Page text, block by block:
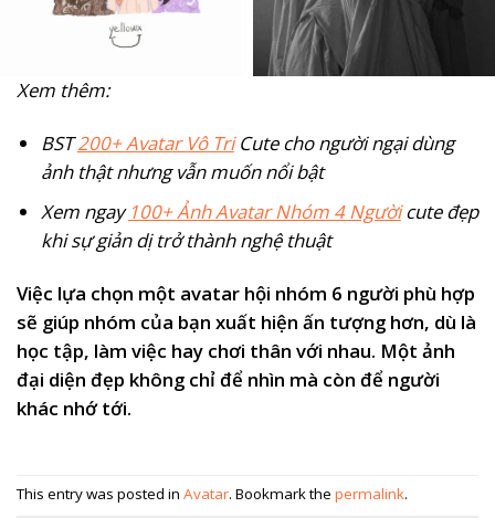
Xem thêm:
BST200+ Avatar Vô TriCute cho người ngại dùng
ảnh thật nhưng vẫn muốn nổi bật
Xem ngay 100+ Ảnh Avatar Nhóm 4 Ngườicute đẹp
khi sự giản dị trở thành nghệ thuật
Việc lựa chọn một avatar hội nhóm 6 người phù hợp
sẽ giúp nhóm của bạn xuất hiện ấn tượng hơn, dù là
học tập, làm việc hay chơi thân với nhau. Một ảnh
đại diện đẹp không chỉ để nhìn mà còn để người
khác nhớ tới.
This entry was posted in Avatar. Bookmark the permalink.